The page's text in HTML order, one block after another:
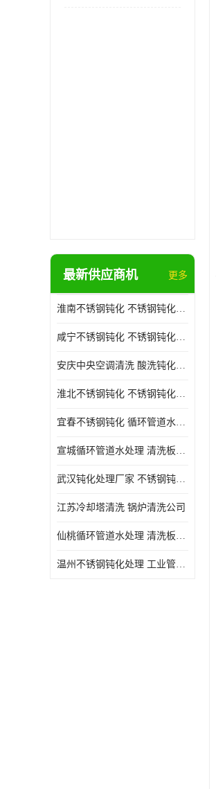
最新供应商机 更多
淮南不锈钢钝化 不锈钢钝化公司
咸宁不锈钢钝化 不锈钢钝化处理公司
安庆中央空调清洗 酸洗钝化公司
淮北不锈钢钝化 不锈钢钝化公司
宜春不锈钢钝化 循环管道水处理公司
宣城循环管道水处理 清洗板式换热器公司
武汉钝化处理厂家 不锈钢钝化公司
江苏冷却塔清洗 锅炉清洗公司
仙桃循环管道水处理 清洗板式换热器公司 服务好
温州不锈钢钝化处理 工业管道清洗公司 20年行业经验